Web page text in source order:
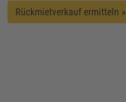
Rückmietverkauf ermitteln »